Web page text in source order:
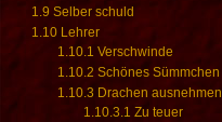
1.9 Selber schuld
1.10 Lehrer
1.10.1 Verschwinde
1.10.2 Schönes Sümmchen
1.10.3 Drachen ausnehmen
1.10.3.1 Zu teuer